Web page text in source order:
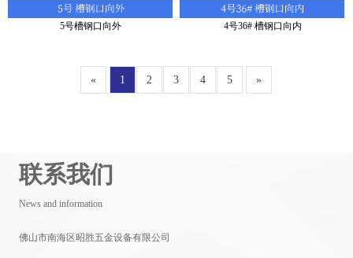
5号槽钢口向外 4号36# 槽钢口向内
« 1 2 3 4 5 »
联系我们
News and information
佛山市南海区昭胜五金设备有限公司